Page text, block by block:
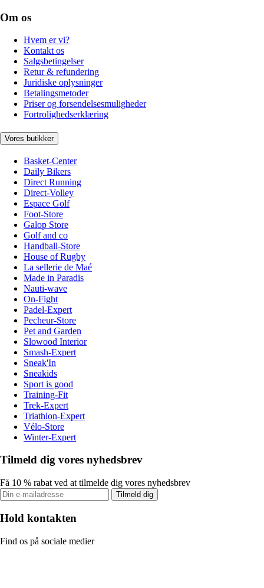
Om os
Hvem er vi?
Kontakt os
Salgsbetingelser
Retur & refundering
Juridiske oplysninger
Betalingsmetoder
Priser og forsendelsesmuligheder
Fortrolighedserklæring
Vores butikker
Basket-Center
Daily Bikers
Direct Running
Direct-Volley
Espace Golf
Foot-Store
Galop Store
Golf and co
Handball-Store
House of Rugby
La sellerie de Maé
Made in Paradis
Nauti-wave
On-Fight
Padel-Expert
Pecheur-Store
Pet and Garden
Slowood Interior
Smash-Expert
Sneak'In
Sneakids
Sport is good
Training-Fit
Trek-Expert
Triathlon-Expert
Vélo-Store
Winter-Expert
Tilmeld dig vores nyhedsbrev
Få 10 % rabat ved at tilmelde dig vores nyhedsbrev
Tilmeld dig
Hold kontakten
Find os på sociale medier